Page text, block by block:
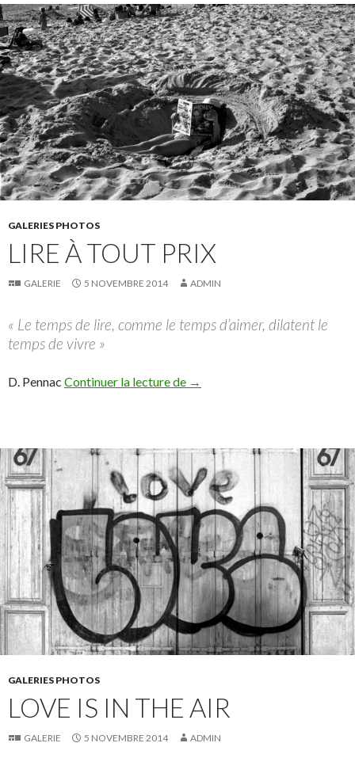
GALERIES PHOTOS
LIRE À TOUT PRIX
GALERIE 5 NOVEMBRE 2014 ADMIN
« Le temps de lire, comme le temps d’aimer, dilatent le
temps de vivre »
D. Pennac Continuer la lecture de Lire à tout prix
→
GALERIES PHOTOS
LOVE IS IN THE AIR
GALERIE 5 NOVEMBRE 2014 ADMIN